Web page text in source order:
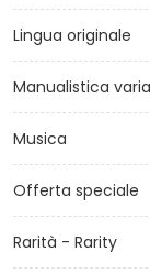
Lingua originale
Manualistica varia
Musica
Offerta speciale
Rarità - Rarity